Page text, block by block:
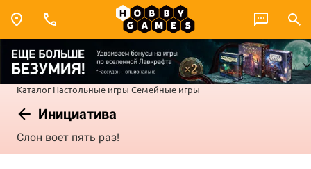
Каталог Настольные игры Семейные игры
Инициатива
Слон воет пять раз!